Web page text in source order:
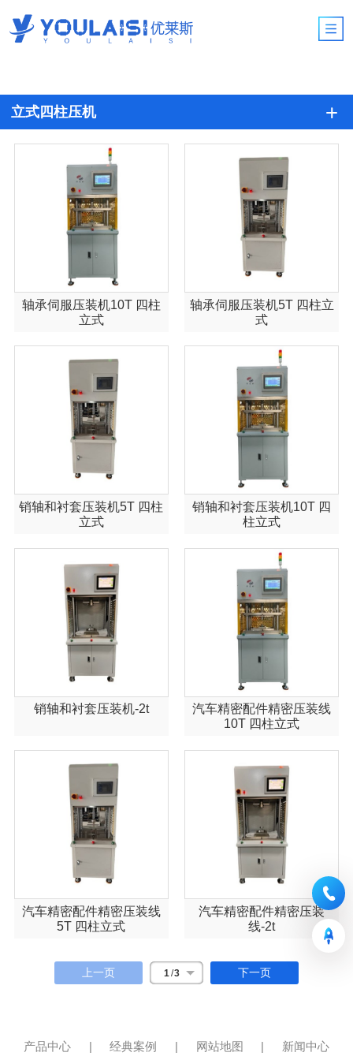
立式四柱压机
轴承伺服压装机10T 四柱
立式
轴承伺服压装机5T 四柱立
式
销轴和衬套压装机5T 四柱
立式
销轴和衬套压装机10T 四
柱立式
销轴和衬套压装机-2t
汽车精密配件精密压装线
10T 四柱立式
汽车精密配件精密压装线
5T 四柱立式
汽车精密配件精密压装
线-2t
上一页 1 /3 下一页
产品中心 | 经典案例 | 网站地图 | 新闻中心